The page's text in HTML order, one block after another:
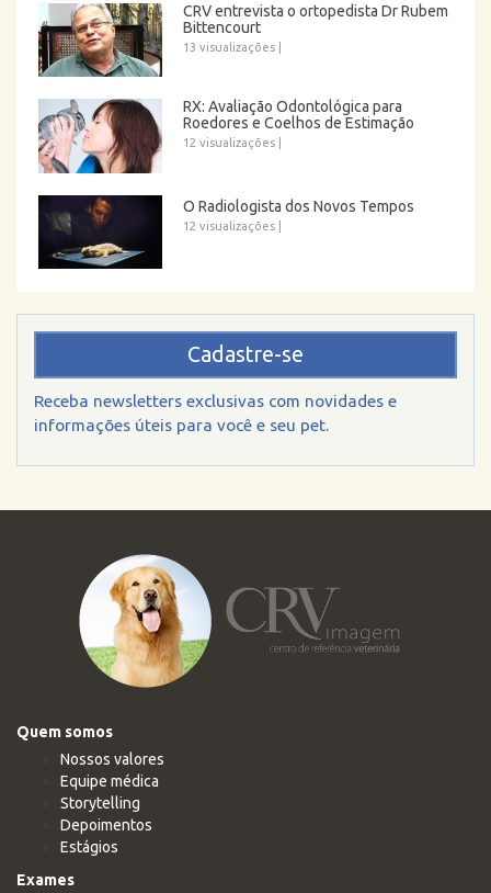
CRV entrevista o ortopedista Dr Rubem
Bittencourt
13 visualizações
RX: Avaliação Odontológica para
Roedores e Coelhos de Estimação
12 visualizações
O Radiologista dos Novos Tempos
12 visualizações
Cadastre-se
Receba newsletters exclusivas com novidades e
informações úteis para você e seu pet.
Quem somos
Nossos valores
Equipe médica
Storytelling
Depoimentos
Estágios
Exames